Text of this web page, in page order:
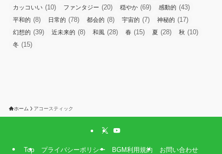
カッコいい (10) ファンタジー (20) 穏やか (69) 感動的 (43)
平和的 (8) 日常的 (78) 都会的 (8) 宇宙的 (7) 神秘的 (17)
幻想的 (39) 近未来的 (8) 和風 (28) 春 (15) 夏 (28) 秋 (10)
冬 (15)
ホーム アコースティック
Top プライバシーポリシー BGM利用規約 お問い合わせ